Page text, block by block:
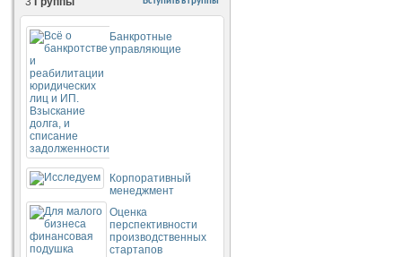
Банкротные
управляющие
Корпоративный
менеджмент
Оценка
перспективности
производственных
стартапов